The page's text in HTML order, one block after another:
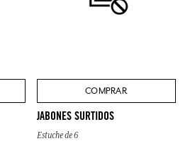
COMPRAR
JABONES SURTIDOS
Estuche de 6